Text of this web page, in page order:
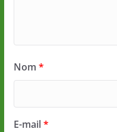
Nom *
E-mail*